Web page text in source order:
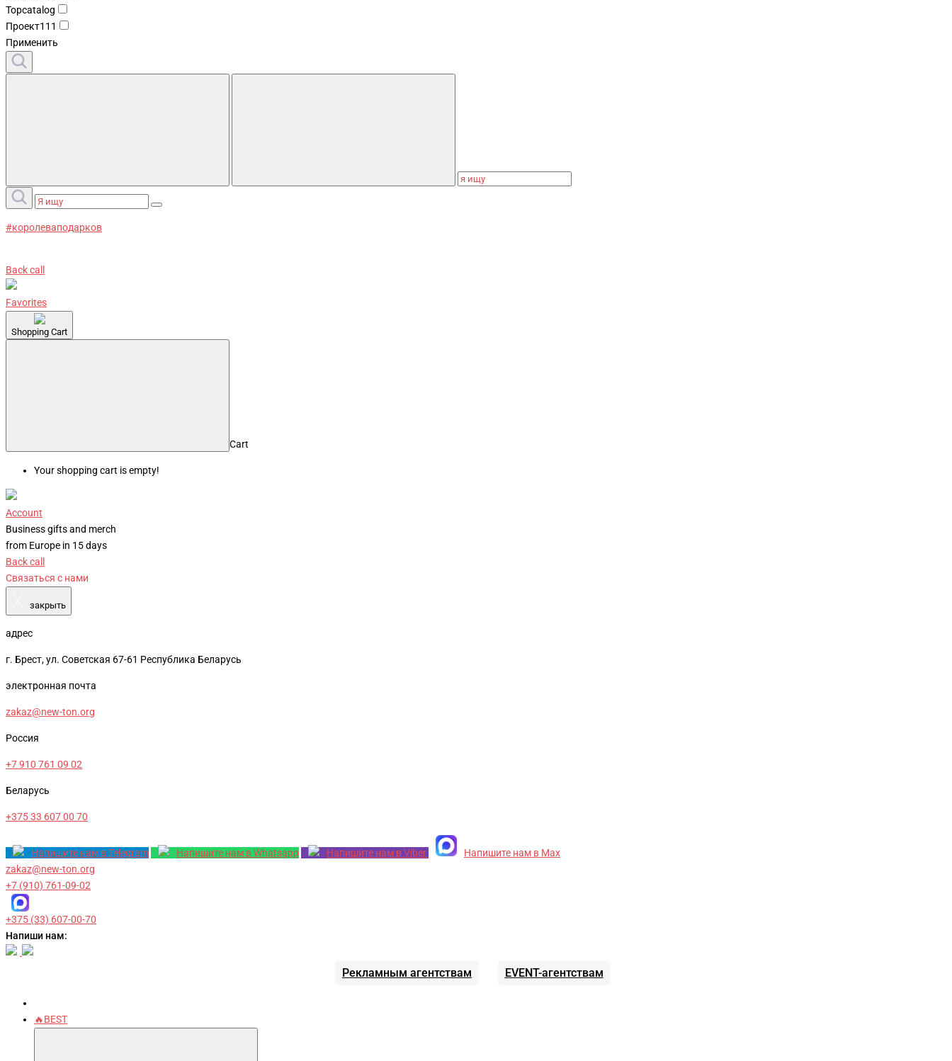
Topcatalog
Проект111
Применить
#королеваподарков
Back call
Favorites
Shopping Cart
Cart
Your shopping cart is empty!
Account
Business gifts and merch
from Europe in 15 days
Back call
Связаться с нами
закрыть
адрес
г. Брест, ул. Советская 67-61 Республика Беларусь
электронная почта
zakaz@new-ton.org
Россия
+7 910 761 09 02
Беларусь
+375 33 607 00 70
Напишите нам в Telegram Напишите нам в Whatsapp Напишите нам в Viber
Напишите нам в Max
zakaz@new-ton.org
+7 (910) 761-09-02
+375 (33) 607-00-70
Напиши нам:
Рекламным агентствам EVENT-агентствам
🔥BEST